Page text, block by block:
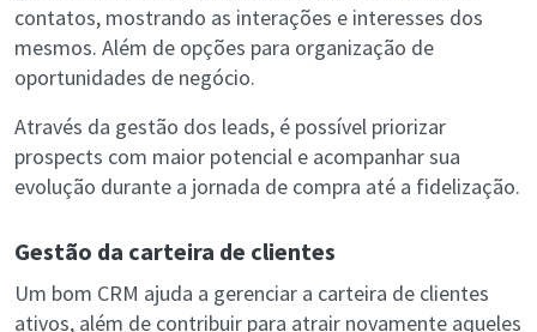
contatos, mostrando as interações e interesses dos
mesmos. Além de opções para organização de
oportunidades de negócio.
Através da gestão dos leads, é possível priorizar
prospects com maior potencial e acompanhar sua
evolução durante a jornada de compra até a fidelização.
Gestão da carteira de clientes
Um bom CRM ajuda a gerenciar a carteira de clientes
ativos, além de contribuir para atrair novamente aqueles